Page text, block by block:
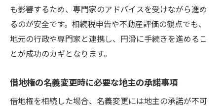
も影響するため、専門家のアドバイスを受けながら進め
るのが安全です。相続税申告や不動産評価の観点でも、
地元の行政や専門家と連携し、円滑に手続きを進めるこ
とが成功のカギとなります。
借地権の名義変更時に必要な地主の承諾事項
借地権を相続した場合、名義変更には地主の承諾が不可